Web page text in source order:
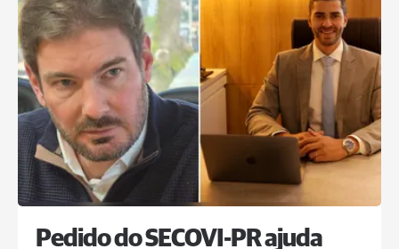
Pedido do SECOVI-PR ajuda